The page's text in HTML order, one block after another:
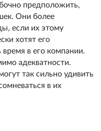
предположить,
Они более
если их этому
хотят его
в его компании.
адекватности.
так сильно удивить
в их